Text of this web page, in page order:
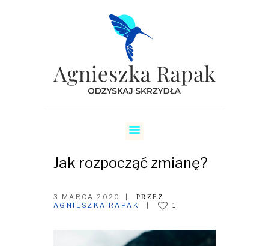
COACHING RELACJI
O MNIE
CENNIK
Jak rozpocząć zmianę?
3 MARCA 2020 PRZEZ
AGNIESZKA RAPAK 1